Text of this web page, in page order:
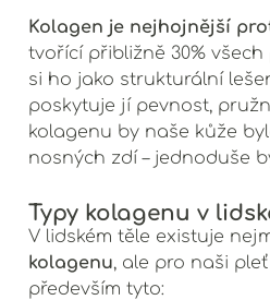
Kolagen je nejhojnější
tvořící přibližně 30%
si ho jako strukturální
poskytuje jí pevnost,
kolagenu by naše kůže
nosných zdí – jednoduše
Typy kolagenu v
V lidském těle existuje
kolagenu , ale pro naši
především tyto: